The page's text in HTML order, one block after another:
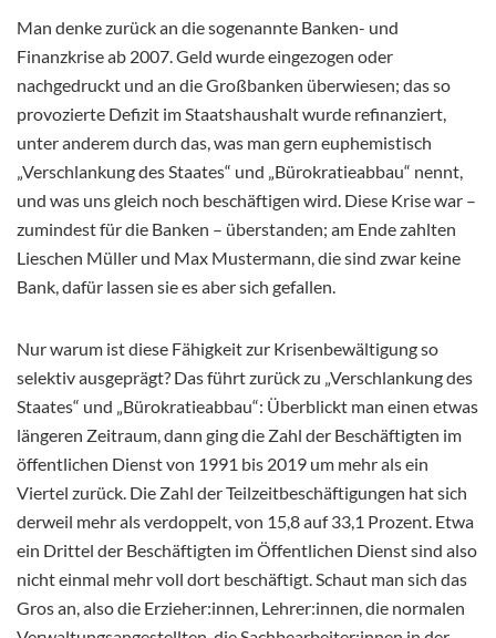
Man denke zurück an die sogenannte Banken- und
Finanzkrise ab 2007. Geld wurde eingezogen oder
nachgedruckt und an die Großbanken überwiesen; das so
provozierte Defizit im Staatshaushalt wurde refinanziert,
unter anderem durch das, was man gern euphemistisch
„Verschlankung des Staates“ und „Bürokratieabbau“ nennt,
und was uns gleich noch beschäftigen wird. Diese Krise war –
zumindest für die Banken – überstanden; am Ende zahlten
Lieschen Müller und Max Mustermann, die sind zwar keine
Bank, dafür lassen sie es aber sich gefallen.
Nur warum ist diese Fähigkeit zur Krisenbewältigung so
selektiv ausgeprägt? Das führt zurück zu „Verschlankung des
Staates“ und „Bürokratieabbau“: Überblickt man einen etwas
längeren Zeitraum, dann ging die Zahl der Beschäftigten im
öffentlichen Dienst von 1991 bis 2019 um mehr als ein
Viertel zurück. Die Zahl der Teilzeitbeschäftigungen hat sich
derweil mehr als verdoppelt, von 15,8 auf 33,1 Prozent. Etwa
ein Drittel der Beschäftigten im Öffentlichen Dienst sind also
nicht einmal mehr voll dort beschäftigt. Schaut man sich das
Gros an, also die Erzieher:innen, Lehrer:innen, die normalen